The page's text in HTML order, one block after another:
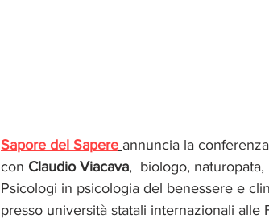
Sapore del Sapere annuncia la
con Claudio Viacava,  biologo,
Psicologi in psicologia del benessere e
presso università statali internazionali